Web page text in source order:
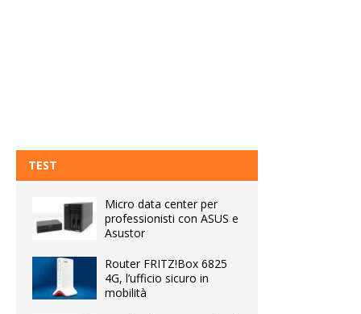
TEST
Micro data center per
professionisti con ASUS e
Asustor
Router FRITZ!Box 6825
4G, l’ufficio sicuro in
mobilità